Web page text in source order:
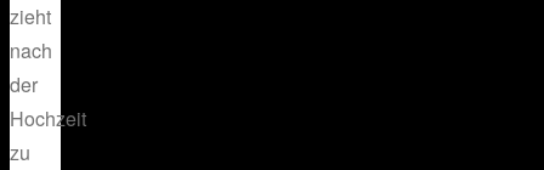
zieht
nach
der
Hochzeit
zu